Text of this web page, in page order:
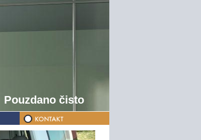
Pouzdano čisto